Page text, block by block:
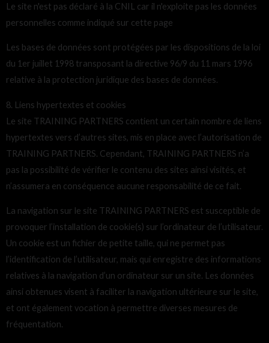
Le site n'est pas déclaré à la CNIL car il n'exploite pas les données
personnelles comme indiqué sur cette page
Les bases de données sont protégées par les dispositions de la loi
du 1er juillet 1998 transposant la directive 96/9 du 11 mars 1996
relative à la protection juridique des bases de données.
8. Liens hypertextes et cookies
Le site TRAINING PARTNERS contient un certain nombre de liens
hypertextes vers d’autres sites, mis en place avec l’autorisation de
TRAINING PARTNERS. Cependant, TRAINING PARTNERS n’a
pas la possibilité de vérifier le contenu des sites ainsi visités, et
n’assumera en conséquence aucune responsabilité de ce fait.
La navigation sur le site TRAINING PARTNERS est susceptible de
provoquer l’installation de cookie(s) sur l’ordinateur de l’utilisateur.
Un cookie est un fichier de petite taille, qui ne permet pas
l’identification de l’utilisateur, mais qui enregistre des informations
relatives à la navigation d’un ordinateur sur un site. Les données
ainsi obtenues visent à faciliter la navigation ultérieure sur le site,
et ont également vocation à permettre diverses mesures de
fréquentation.